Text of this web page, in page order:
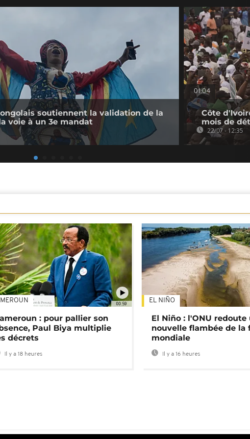
soutiennent la validation de la
voie à un 3e mandat
01:04
Côte
mois de
22/07 - 12:35
00:59
: pour pallier son
Paul Biya multiplie
décrets
Il y a 18 heures
EL NIÑO
El Niño : l'ONU redoute
nouvelle flambée de la
mondiale
Il y a 16 heures